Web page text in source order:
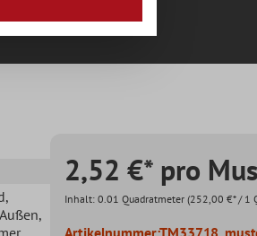
,
,
,
2,52 €* pro
Inhalt: 0.01 Quadratmeter (252,00 €* / 1
Artikelnummer: